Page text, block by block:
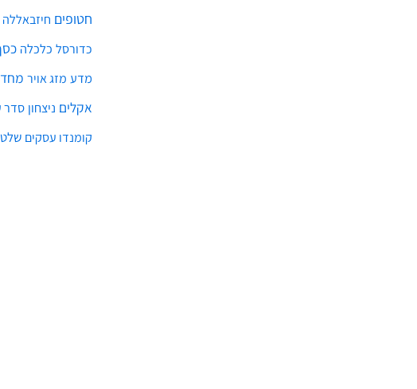
חטופים חיזבאללה
כדורסל כלכלה
מדע מזג אויר
אקלים ניצחון סדר
קומנדו עסקים